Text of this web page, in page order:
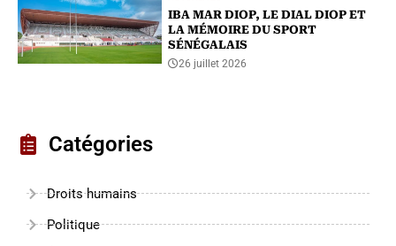
IBA MAR DIOP, LE DIAL DIOP ET
LA MÉMOIRE DU SPORT
SÉNÉGALAIS
26 juillet 2026
Catégories
Droits humains
Politique